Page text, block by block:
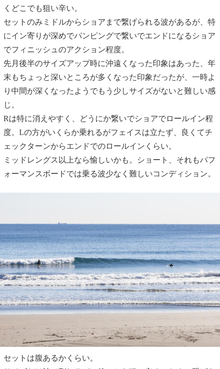
くどこでも狙い辛い。
セットのみミドルからショアまで繋げられる波があるが、特
にイン寄りが深めでパンピングで繋いでエンドになるショア
でフィニッシュのアクション程度。
先月後半のサイズアップ時に沖遠くなった印象はあった、年
末もちょっと深いところが多くなった印象だったが、一時よ
り中間が深くなったようでもう少しサイズがないと難しい感
じ。
Rは特に消えやすく、どうにか繋いでショアでロールイン程
度。Lの方がいくらか乗れるがフェイスは立たず、良くてチ
ェックターンからエンドでのロールインくらい。
ミッドレングス以上なら愉しいかも。ショート、それもパフ
ォーマンスボードでは乗る波少なく難しいコンディション。
セットは腹あるかくらい。